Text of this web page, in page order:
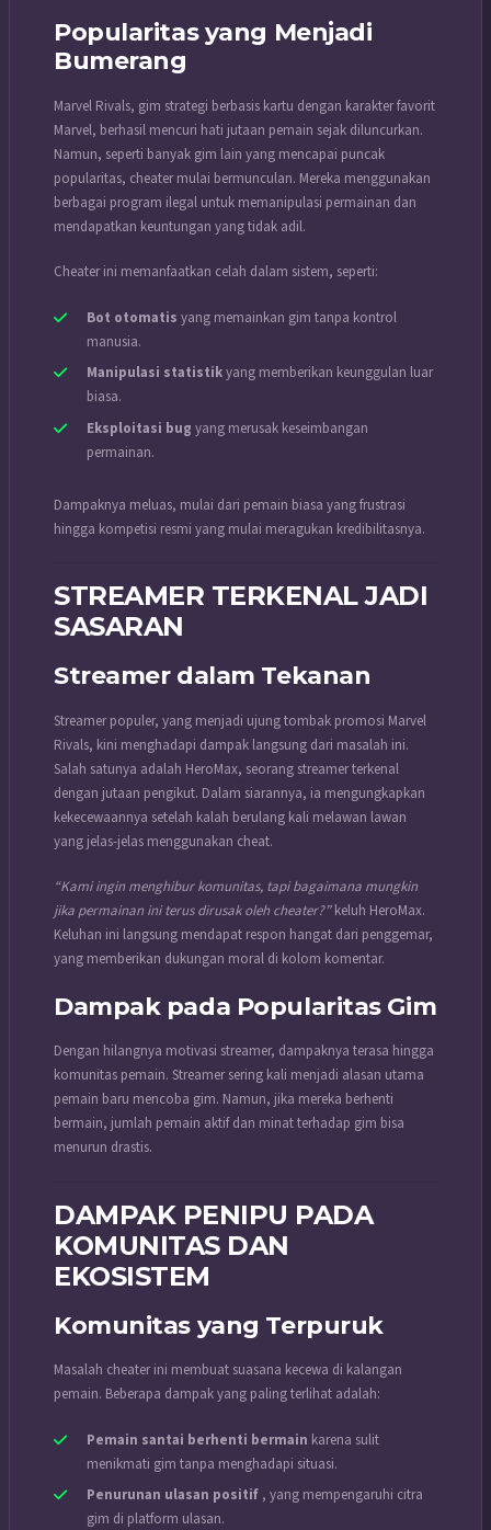
Popularitas yang Menjadi
Bumerang
Marvel Rivals, gim strategi berbasis kartu dengan karakter favorit
Marvel, berhasil mencuri hati jutaan pemain sejak diluncurkan.
Namun, seperti banyak gim lain yang mencapai puncak
popularitas, cheater mulai bermunculan. Mereka menggunakan
berbagai program ilegal untuk memanipulasi permainan dan
mendapatkan keuntungan yang tidak adil.
Cheater ini memanfaatkan celah dalam sistem, seperti:
Bot otomatis yang memainkan gim tanpa kontrol
manusia.
Manipulasi statistikyang memberikan keunggulan luar
biasa.
Eksploitasi bug yang merusak keseimbangan
permainan.
Dampaknya meluas, mulai dari pemain biasa yang frustrasi
hingga kompetisi resmi yang mulai meragukan kredibilitasnya.
STREAMER TERKENAL JADI
SASARAN
Streamer dalam Tekanan
Streamer populer, yang menjadi ujung tombak promosi Marvel
Rivals, kini menghadapi dampak langsung dari masalah ini.
Salah satunya adalah HeroMax, seorang streamer terkenal
dengan jutaan pengikut. Dalam siarannya, ia mengungkapkan
kekecewaannya setelah kalah berulang kali melawan lawan
yang jelas-jelas menggunakan cheat.
“Kami ingin menghibur komunitas, tapi bagaimana mungkin
jika permainan ini terus dirusak oleh cheater?”keluh HeroMax.
Keluhan ini langsung mendapat respon hangat dari penggemar,
yang memberikan dukungan moral di kolom komentar.
Dampak pada Popularitas Gim
Dengan hilangnya motivasi streamer, dampaknya terasa hingga
komunitas pemain. Streamer sering kali menjadi alasan utama
pemain baru mencoba gim. Namun, jika mereka berhenti
bermain, jumlah pemain aktif dan minat terhadap gim bisa
menurun drastis.
DAMPAK PENIPU PADA
KOMUNITAS DAN
EKOSISTEM
Komunitas yang Terpuruk
Masalah cheater ini membuat suasana kecewa di kalangan
pemain. Beberapa dampak yang paling terlihat adalah:
Pemain santai berhenti bermain karena sulit
menikmati gim tanpa menghadapi situasi.
Penurunan ulasan positif , yang mempengaruhi citra
gim di platform ulasan.